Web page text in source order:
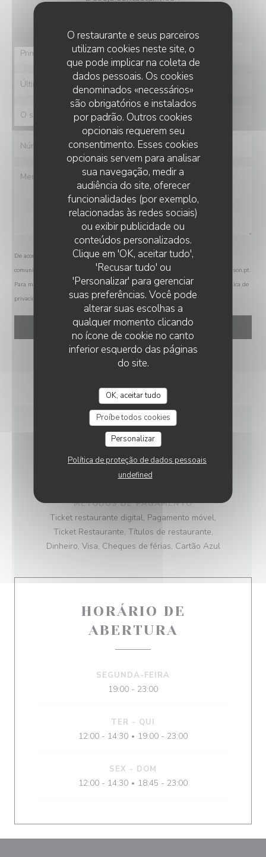
O restaurante e seus parceiros
utilizam cookies neste site, o
que pode implicar na coleta de
dados pessoais. Os cookies
denominados «necessários»
são obrigatórios e instalados
por padrão. Outros cookies
opcionais requerem seu
consentimento. Esses cookies
opcionais servem para analisar
sua navegação, medir a
audiência do site, oferecer
funcionalidades (por exemplo,
relacionadas às redes sociais)
ou exibir publicidade ou
conteúdos personalizados.
Clique em 'OK, aceitar tudo',
'Recusar tudo' ou
'Personalizar' para gerenciar
suas preferências. Você pode
alterar suas escolhas a
qualquer momento clicando
no ícone de cookie no canto
inferior esquerdo das páginas
do site.
OK, aceitar tudo
Proíbe todos cookies
Personalizar
Política de proteção de dados pessoais
undefined
De acordo com a legislação de proteção de dados, tem o direito de se opor a
comunicações de marketing. Pode registar-se na Lista Robinson através de
robinson.pt.
Para mais informações sobre o tratamento dos seus dados, consulte a nossa
política de
privacidade
INFORMAÇÕES GERAIS
TIPO DE EMPRESA
MÉTODOS DE PAGAMENTO
Ticket restaurante digital, Pagamento móvel,
Ticket Restaurante, Títulos de restaurante,
Dinheiro, Visa, Cheques de férias, Cartão Azul
HORÁRIO DE
ABERTURA
SEGUNDA-FEIRA
19:00 - 23:00
TER - QUI
12:00 - 14:30 • 19:00 - 23:00
SEX - DOM
12:00 - 14:30 • 18:45 - 23:00
CH'TI CHARIVARI - LOMME